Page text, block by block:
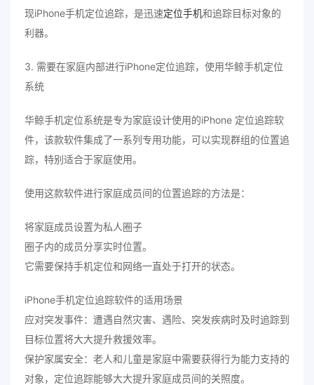
现iPhone手机定位追踪，是迅速定位手机和追踪目标对象的
利器。
3. 需要在家庭内部进行iPhone定位追踪，使用华鲸手机定位
系统
华鲸手机定位系统是专为家庭设计使用的iPhone 定位追踪软
件，该款软件集成了一系列专用功能，可以实现群组的位置追
踪，特别适合于家庭使用。
使用这款软件进行家庭成员间的位置追踪的方法是：
将家庭成员设置为私人圈子
圈子内的成员分享实时位置。
它需要保持手机定位和网络一直处于打开的状态。
iPhone手机定位追踪软件的适用场景
应对突发事件：遭遇自然灾害、遇险、突发疾病时及时追踪到
目标位置将大大提升救援效率。
保护家属安全：老人和儿童是家庭中需要获得行为能力支持的
对象，定位追踪能够大大提升家庭成员间的关照度。